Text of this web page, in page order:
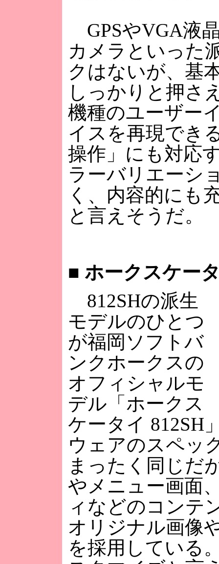
GPSやVGA液
カメラといった
クはないが、基
しっかりと押さ
機種のユーザー
イスを再現でき
操作」にも対応
ラーバリエーシ
く、内容的にも
と言えそうだ。
■ ホークスケー
812SHの派生
モデルのひとつ
が福岡ソフトバ
ンクホークスの
オフィシャルモ
デル「ホークス
ケータイ 812SH
ウェアのスペッ
まったく同じだ
やメニュー画面
ィなどのコンテ
オリジナル画像
を採用している